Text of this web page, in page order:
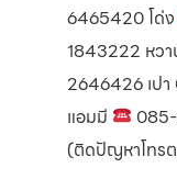
6465420 โด่ง
1843222 หว
2646426 เป
แอมมี
(ติดปัญหาโทร